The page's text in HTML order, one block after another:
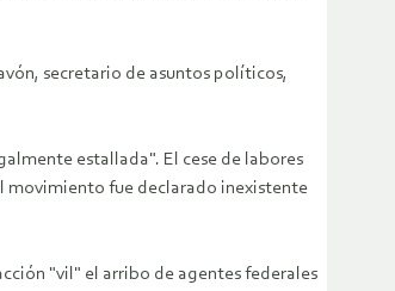
secretario de asuntos políticos,
estallada". El cese de labores
movimiento fue declarado inexistente
"vil" el arribo de agentes federales